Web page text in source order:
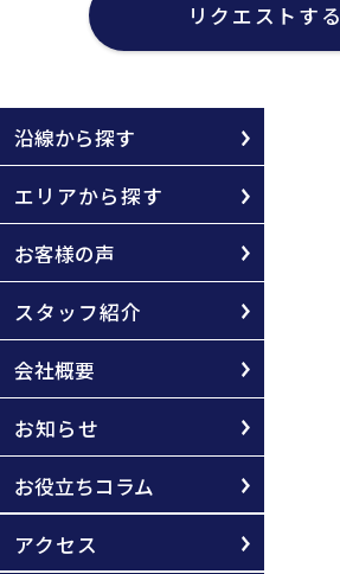
リクエストする
沿線から探す
エリアから探す
お客様の声
スタッフ紹介
会社概要
お知らせ
お役立ちコラム
アクセス